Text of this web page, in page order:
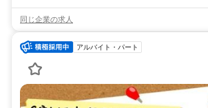
同じ企業の求人
アルバイト・パート